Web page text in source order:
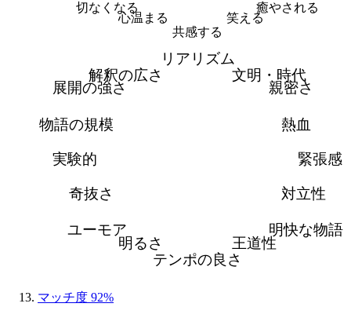
癒やされる
笑える
共感する
心温まる
切なくなる
リアリズム
文明・時代
親密さ
熱血
緊張感
対立性
明快な物語
王道性
テンポの良さ
明るさ
ユーモア
奇抜さ
実験的
物語の規模
展開の強さ
解釈の広さ
マッチ度 92%